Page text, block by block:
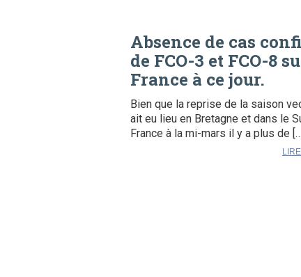
Absence de cas
de FCO-3 et FCO-8
France à ce jour.
Bien que la reprise de la saison
ait eu lieu en Bretagne et dans le
France à la mi-mars il y a plus de